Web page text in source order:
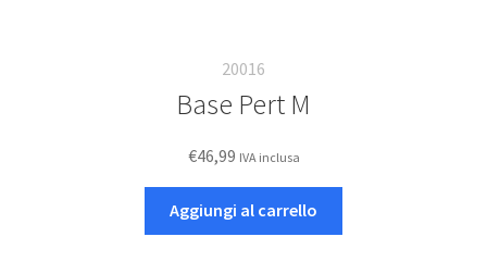
20016
Base Pert M
€46,99 IVA inclusa
Aggiungi al carrello